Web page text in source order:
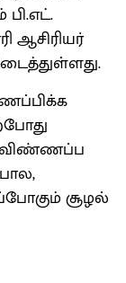
ஆசிரியர்
விண்ணப்ப
சூழல்